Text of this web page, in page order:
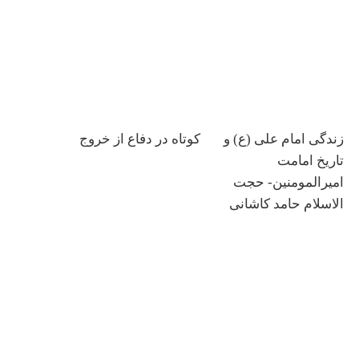
زندگی امام علی (ع) و
تاریخ امامت
امیرالمومنین- حجت
الاسلام حامد کاشانی
کوتاه در دفاع از خروج